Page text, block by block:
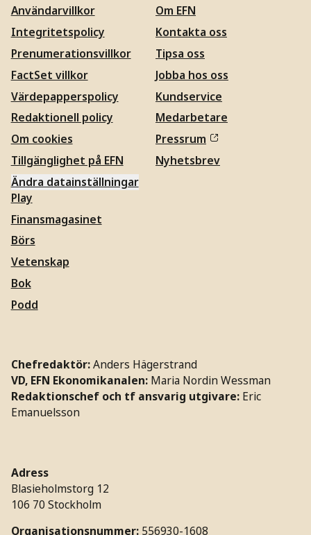
Användarvillkor
Integritetspolicy
Prenumerationsvillkor
FactSet villkor
Värdepapperspolicy
Redaktionell policy
Om cookies
Tillgänglighet på EFN
Ändra datainställningar
Om EFN
Kontakta oss
Tipsa oss
Jobba hos oss
Kundservice
Medarbetare
Pressrum
Nyhetsbrev
Play
Finansmagasinet
Börs
Vetenskap
Bok
Podd
Chefredaktör:Anders Hägerstrand
VD, EFN Ekonomikanalen: Maria Nordin Wessman
Redaktionschef och tf ansvarig utgivare: Eric
Emanuelsson
Adress
Blasieholmstorg 12
106 70 Stockholm
Organisationsnummer: 556930-1608